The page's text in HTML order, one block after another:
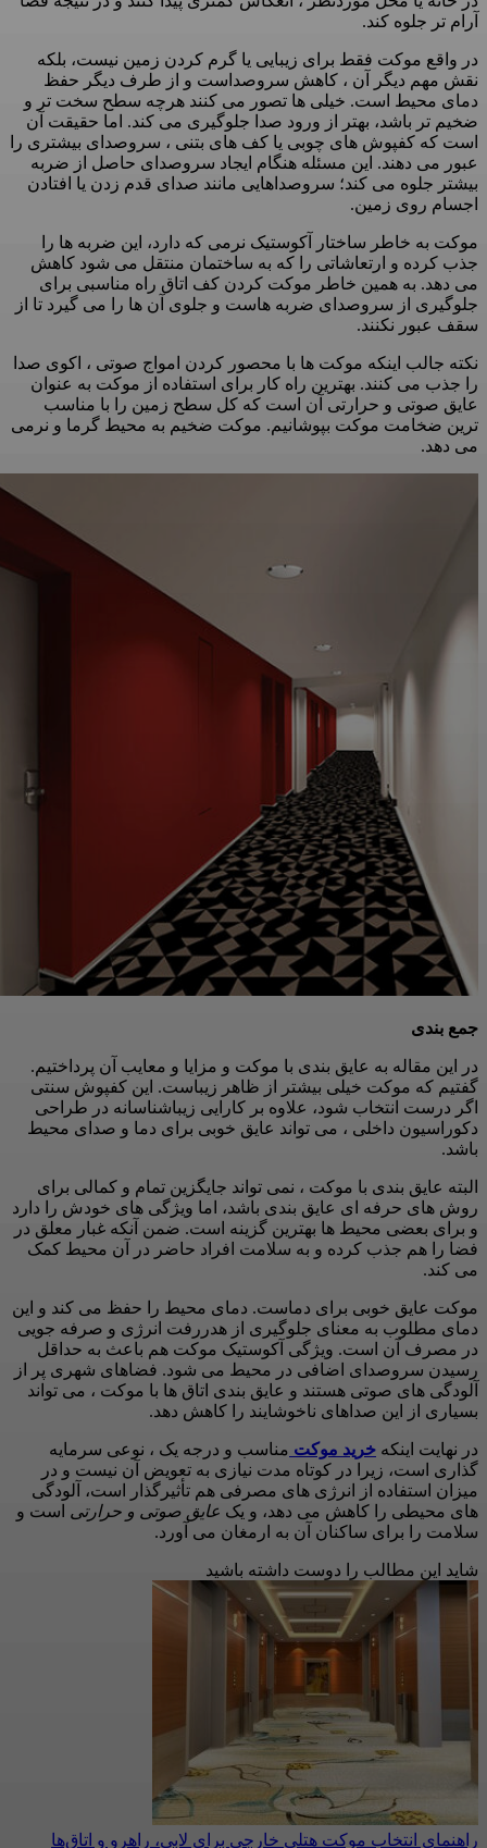
آرام تر جلوه کند.
در واقع موکت فقط برای زیبایی یا گرم کردن زمین نیست، بلکه
نقش مهم دیگر آن ، کاهش سروصداست و از طرف دیگر حفظ
دمای محیط است. خیلی ها تصور می کنند هرچه سطح سخت تر و
ضخیم تر باشد، بهتر از ورود صدا جلوگیری می کند. اما حقیقت آن
است که کفپوش های چوبی یا کف های بتنی ، سروصدای بیشتری را
عبور می دهند. این مسئله هنگام ایجاد سروصدای حاصل از ضربه
بیشتر جلوه می کند؛ سروصداهایی مانند صدای قدم زدن یا افتادن
اجسام روی زمین.
موکت به خاطر ساختار آکوستیک نرمی که دارد، این ضربه ها را
جذب کرده و ارتعاشاتی را که به ساختمان منتقل می شود کاهش
می دهد. به همین خاطر موکت کردن کف اتاق راه مناسبی برای
جلوگیری از سروصدای ضربه هاست و جلوی آن ها را می گیرد تا از
سقف عبور نکنند.
نکته جالب اینکه موکت ها با محصور کردن امواج صوتی ، اکوی صدا
را جذب می کنند. بهترین راه کار برای استفاده از موکت به عنوان
عایق صوتی و حرارتی آن است که کل سطح زمین را با مناسب
ترین ضخامت موکت بپوشانیم. موکت ضخیم به محیط گرما و نرمی
می دهد.
جمع بندی
در این مقاله به عایق بندی با موکت و مزایا و معایب آن پرداختیم.
گفتیم که موکت خیلی بیشتر از ظاهر زیباست. این کفپوش سنتی
اگر درست انتخاب شود، علاوه بر کارایی زیباشناسانه در طراحی
دکوراسیون داخلی ، می تواند عایق خوبی برای دما و صدای محیط
باشد.
البته عایق بندی با موکت ، نمی تواند جایگزین تمام و کمالی برای
روش های حرفه ای عایق بندی باشد، اما ویژگی های خودش را دارد
و برای بعضی محیط ها بهترین گزینه است. ضمن آنکه غبار معلق در
فضا را هم جذب کرده و به سلامت افراد حاضر در آن محیط کمک
می کند.
موکت عایق خوبی برای دماست. دمای محیط را حفظ می کند و این
دمای مطلوب به معنای جلوگیری از هدررفت انرژی و صرفه جویی
در مصرف آن است. ویژگی آکوستیک موکت هم باعث به حداقل
رسیدن سروصدای اضافی در محیط می شود. فضاهای شهری پر از
آلودگی های صوتی هستند و عایق بندی اتاق ها با موکت ، می تواند
بسیاری از این صداهای ناخوشایند را کاهش دهد.
در نهایت اینکه خرید موکت مناسب و درجه یک ، نوعی سرمایه
گذاری است، زیرا در کوتاه مدت نیازی به تعویض آن نیست و در
میزان استفاده از انرژی های مصرفی هم تأثیرگذار است، آلودگی
های محیطی را کاهش می دهد، و یک عایق صوتی و حرارتی است و
سلامت را برای ساکنان آن به ارمغان می آورد.
شاید این مطالب را دوست داشته باشید
راهنمای انتخاب موکت هتلی خارجی برای لابی، راهرو و اتاق‌ها